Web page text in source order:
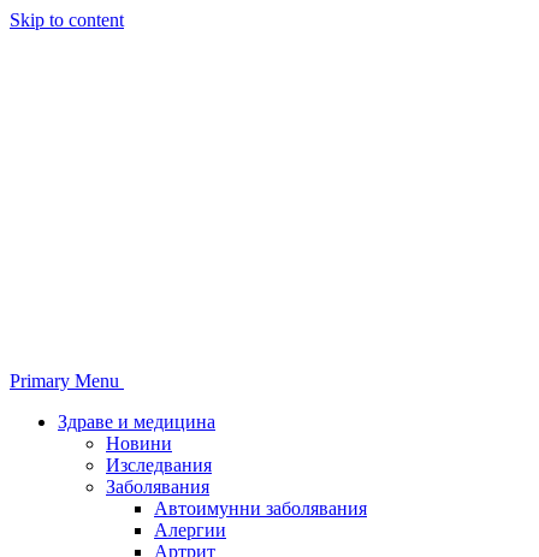
Skip to content
Primary Menu
Здраве и медицина
Новини
Изследвания
Заболявания
Автоимунни заболявания
Алергии
Артрит